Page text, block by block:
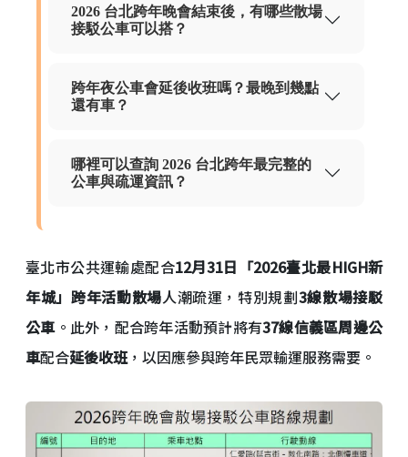
2026 台北跨年晚會結束後，有哪些散場
接駁公車可以搭？
跨年夜公車會延後收班嗎？最晚到幾點
還有車？
哪裡可以查詢 2026 台北跨年最完整的
公車與疏運資訊？
臺北市公共運輸處配合12月31日「2026臺北最HIGH新
年城」跨年活動散場人潮疏運，特別規劃3線散場接駁
公車。此外，配合跨年活動預計將有37線信義區周邊公
車配合延後收班，以因應參與跨年民眾輸運服務需要。